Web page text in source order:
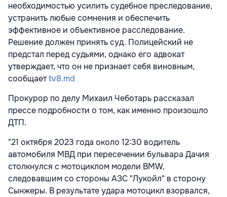
необходимостью усилить судебное преследование,
устранить любые сомнения и обеспечить
эффективное и объективное расследование.
Решение должен принять суд. Полицейский не
предстал перед судьями, однако его адвокат
утверждает, что он не признает себя виновным,
сообщаетtv8.md
Прокурор по делу Михаил Чеботарь рассказал
прессе подробности о том, как именно произошло
ДТП.
"21 октября 2023 года около 12:30 водитель
автомобиля МВД при пересечении бульвара Дачия
столкнулся с мотоциклом модели BMW,
следовавшим со стороны АЗС "Лукойл" в сторону
Сынжеры. В результате удара мотоцикл взорвался,